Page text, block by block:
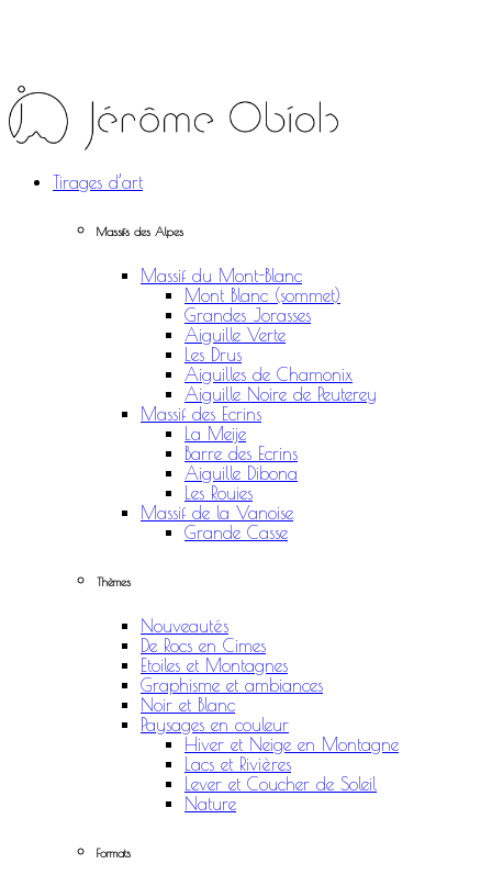
Tirages d’art
Massifs des Alpes
Massif du Mont-Blanc
Mont Blanc (sommet)
Grandes Jorasses
Aiguille Verte
Les Drus
Aiguilles de Chamonix
Aiguille Noire de Peuterey
Massif des Ecrins
La Meije
Barre des Ecrins
Aiguille Dibona
Les Rouies
Massif de la Vanoise
Grande Casse
Thèmes
Nouveautés
De Rocs en Cimes
Etoiles et Montagnes
Graphisme et ambiances
Noir et Blanc
Paysages en couleur
Hiver et Neige en Montagne
Lacs et Rivières
Lever et Coucher de Soleil
Nature
Formats